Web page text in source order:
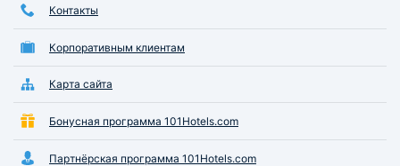
Контакты
Корпоративным клиентам
Карта сайта
Бонусная программа 101Hotels.com
Партнёрская программа 101Hotels.com